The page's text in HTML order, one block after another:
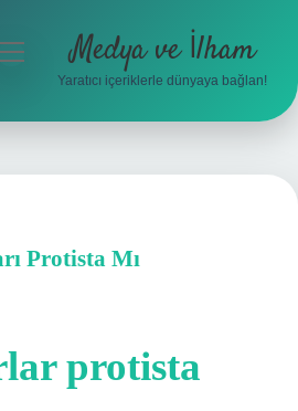
Medya ve İlham
Yaratıcı içeriklerle dünyaya bağlan!
Protista Mı
protista